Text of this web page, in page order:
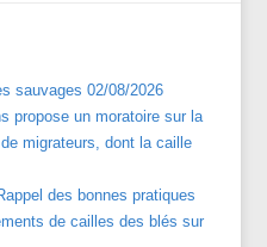
sauvages 02/08/2026
propose un moratoire sur la
migrateurs, dont la caille
des bonnes pratiques
de cailles des blés sur